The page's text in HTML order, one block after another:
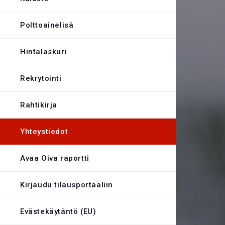
Polttoainelisä
Hintalaskuri
Rekrytointi
Rahtikirja
Yhteystiedot
Avaa Oiva raportti
Kirjaudu tilausportaaliin
Evästekäytäntö (EU)